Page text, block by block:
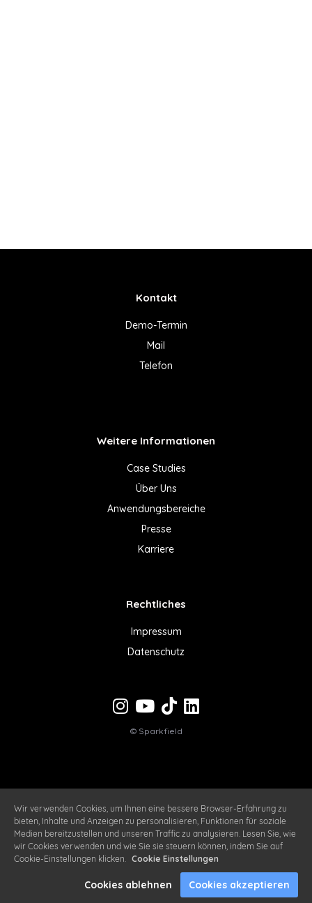
Kontakt
Demo-Termin
Mail
Telefon
Weitere Informationen
Case Studies
Über Uns
Anwendungsbereiche
Presse
Karriere
Rechtliches
Impressum
Datenschutz
© Sparkfield
Wir verwenden Cookies, um Ihnen eine bessere Browser-Erfahrung zu
bieten, Inhalte und Anzeigen zu personalisieren, Funktionen für soziale
Medien bereitzustellen und unseren Traffic zu analysieren. Lesen Sie, wie
wir Cookies verwenden und wie Sie sie steuern können, indem Sie auf
Cookie-Einstellungen klicken. Cookie Einstellungen
Cookies ablehnen Cookies akzeptieren